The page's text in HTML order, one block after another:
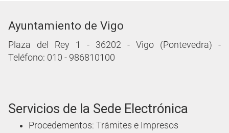
Ayuntamiento de Vigo
Plaza del Rey 1 - 36202 - Vigo (Pontevedra) -
Teléfono: 010 - 986810100
Servicios de la Sede Electrónica
Procedementos: Trámites e Impresos